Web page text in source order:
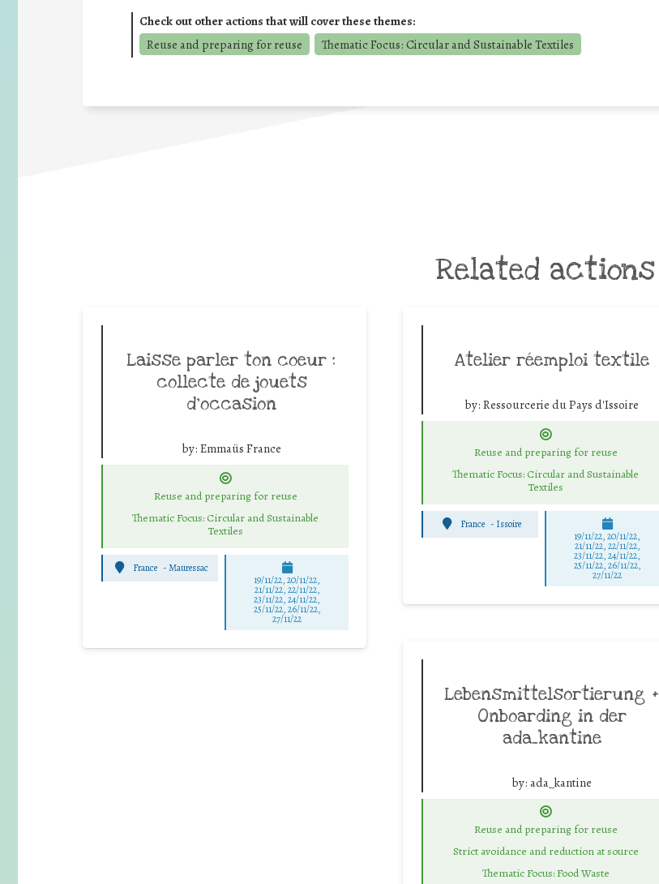
Check out other actions that will cover these themes:
Reuse and preparing for reuse
Thematic Focus: Circular and Sustainable Textiles
Related actions
Laisse parler ton coeur :
collecte de jouets
d’occasion
by: Emmaüs France
Reuse and preparing for reuse
Thematic Focus: Circular and Sustainable
Textiles
France -Mauressac
19/11/22, 20/11/22,
21/11/22, 22/11/22,
23/11/22, 24/11/22,
25/11/22, 26/11/22,
27/11/22
Atelier réemploi textile
by: Ressourcerie du Pays d'Issoire
Reuse and preparing for reuse
Thematic Focus: Circular and Sustainable
Textiles
France - Issoire
19/11/22, 20/11/22,
21/11/22, 22/11/22,
23/11/22, 24/11/22,
25/11/22, 26/11/22,
27/11/22
Lebensmittelsortierung +
Onboarding in der
ada_kantine
by: ada_kantine
Reuse and preparing for reuse
Strict avoidance and reduction at source
Thematic Focus: Food Waste